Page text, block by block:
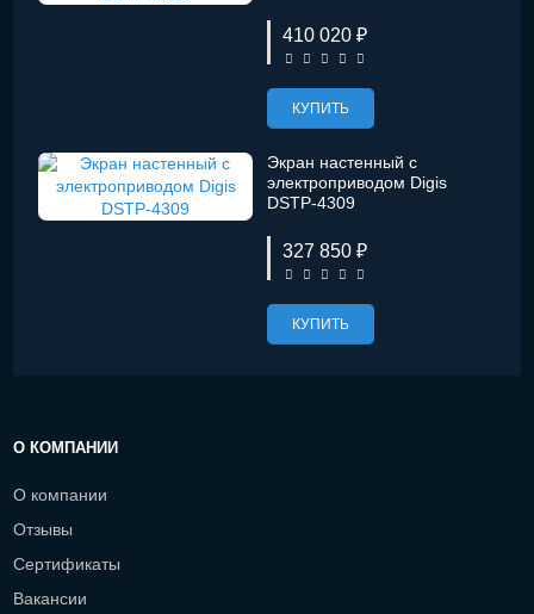
410 020 ₽
КУПИТЬ
Экран настенный с
электроприводом Digis
DSTP-4309
327 850 ₽
КУПИТЬ
О КОМПАНИИ
О компании
Отзывы
Сертификаты
Вакансии